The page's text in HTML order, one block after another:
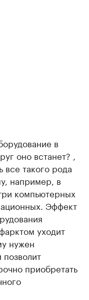
в
оно встанет? ,
такого рода
например, в
компьютерных
Эффект
уходит
нужен
приобретать